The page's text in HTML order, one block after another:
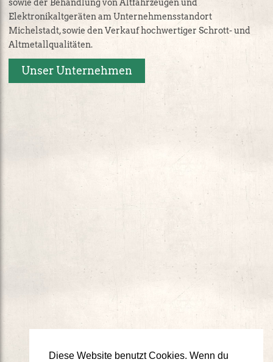
Diese Website benutzt Cookies. Wenn du
sowie der Behandlung von Altfahrzeugen und
Elektronikaltgeräten am Unternehmensstandort
Michelstadt, sowie den Verkauf hochwertiger Schrott- und
Altmetallqualitäten.
Unser Unternehmen